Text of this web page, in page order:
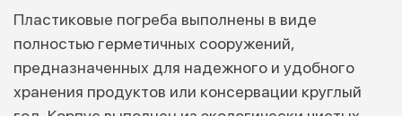
Пластиковые погреба выполнены в виде
полностью герметичных сооружений,
предназначенных для надежного и удобного
хранения продуктов или консервации круглый